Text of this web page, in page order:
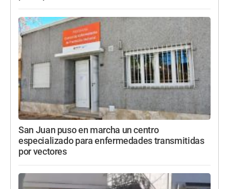
San Juan puso en marcha un centro
especializado para enfermedades transmitidas
por vectores